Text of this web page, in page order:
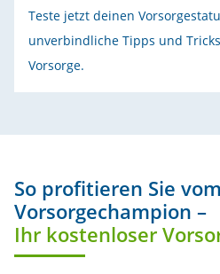
Teste jetzt deinen
unverbindliche Tipps und
Vorsorge.
So profitieren Sie vom
Vorsorgechampion –
Ihr kostenloser